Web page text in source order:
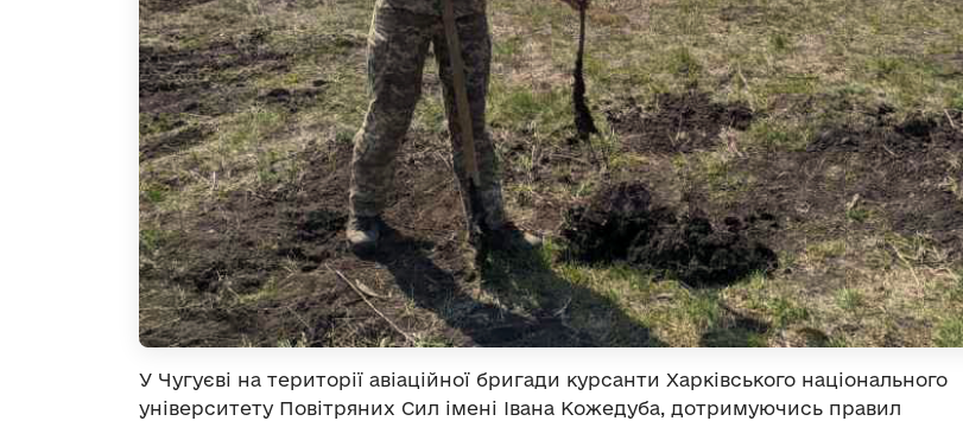
У Чугуєві на території авіаційної бригади курсанти Харківського національного
університету Повітряних Сил імені Івана Кожедуба, дотримуючись правил